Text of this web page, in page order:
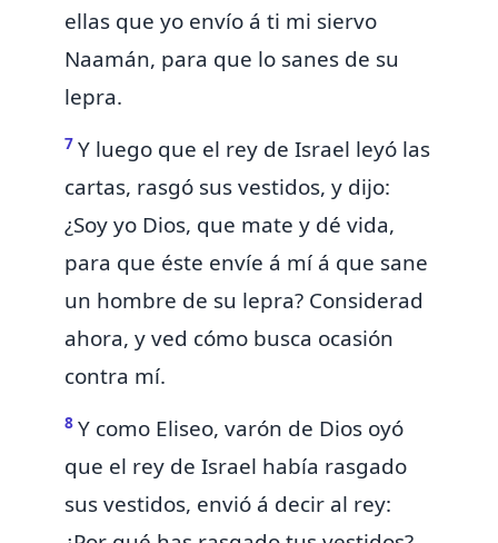
ellas que yo envío á ti mi siervo
Naamán, para que lo sanes de su
lepra.
7 Y luego que el rey de Israel leyó las
cartas, rasgó sus vestidos, y dijo:
¿Soy yo Dios, que mate y dé vida,
para que éste envíe á mí á que sane
un hombre de su lepra? Considerad
ahora, y ved cómo busca ocasión
contra mí.
8 Y como Eliseo, varón de Dios oyó
que el rey de Israel había rasgado
sus vestidos, envió á decir al rey: